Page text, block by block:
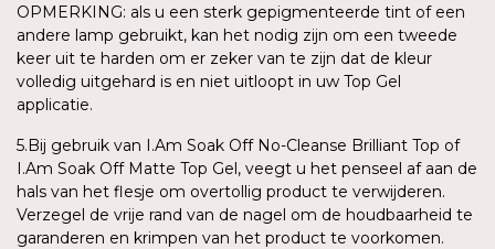
OPMERKING: als u een sterk gepigmenteerde tint of een
andere lamp gebruikt, kan het nodig zijn om een tweede
keer uit te harden om er zeker van te zijn dat de kleur
volledig uitgehard is en niet uitloopt in uw Top Gel
applicatie.
5.Bij gebruik van I.Am Soak Off No-Cleanse Brilliant Top of
I.Am Soak Off Matte Top Gel, veegt u het penseel af aan de
hals van het flesje om overtollig product te verwijderen.
Verzegel de vrije rand van de nagel om de houdbaarheid te
garanderen en krimpen van het product te voorkomen.